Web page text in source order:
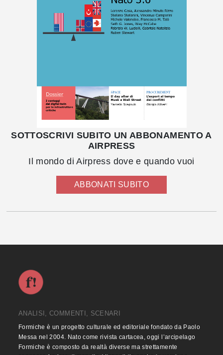
SOTTOSCRIVI SUBITO UN ABBONAMENTO A
AIRPRESS
Il mondo di Airpress dove e quando vuoi
ABBONATI SUBITO
ANALISI, COMMENTI, SCENARI
Formiche è un progetto culturale ed editoriale fondato da Paolo
Messa nel 2004. Nato come rivista cartacea, oggi l’arcipelago
Formiche è composto da realtà diverse ma strettamente